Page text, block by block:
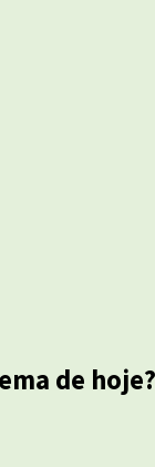
de hoje?